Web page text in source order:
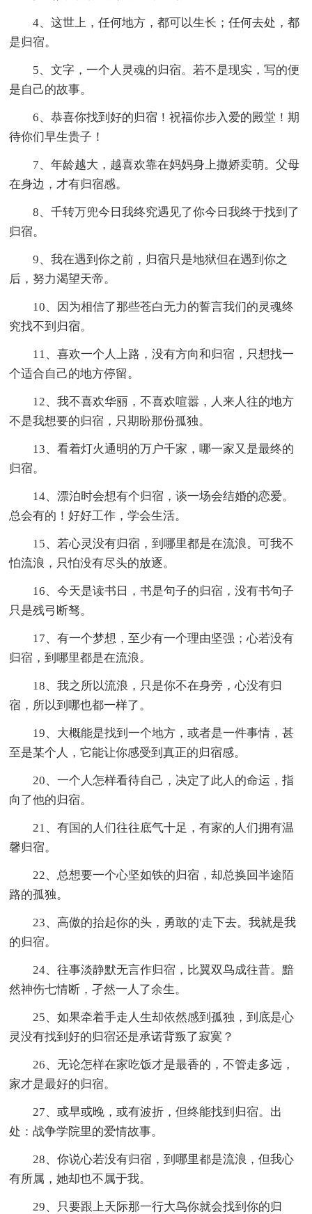
4、这世上，任何地方，都可以生长；任何去处，都
是归宿。
5、文字，一个人灵魂的归宿。若不是现实，写的便
是自己的故事。
6、恭喜你找到好的归宿！祝福你步入爱的殿堂！期
待你们早生贵子！
7、年龄越大，越喜欢靠在妈妈身上撒娇卖萌。父母
在身边，才有归宿感。
8、千转万兜今日我终究遇见了你今日我终于找到了
归宿。
9、我在遇到你之前，归宿只是地狱但在遇到你之
后，努力渴望天帝。
10、因为相信了那些苍白无力的誓言我们的灵魂终
究找不到归宿。
11、喜欢一个人上路，没有方向和归宿，只想找一
个适合自己的地方停留。
12、我不喜欢华丽，不喜欢喧嚣，人来人往的地方
不是我想要的归宿，只期盼那份孤独。
13、看着灯火通明的万户千家，哪一家又是最终的
归宿。
14、漂泊时会想有个归宿，谈一场会结婚的恋爱。
总会有的！好好工作，学会生活。
15、若心灵没有归宿，到哪里都是在流浪。可我不
怕流浪，只怕没有尽头的放逐。
16、今天是读书日，书是句子的归宿，没有书句子
只是残弓断驽。
17、有一个梦想，至少有一个理由坚强；心若没有
归宿，到哪里都是在流浪。
18、我之所以流浪，只是你不在身旁，心没有归
宿，所以到哪也都一样了。
19、大概能是找到一个地方，或者是一件事情，甚
至是某个人，它能让你感受到真正的归宿感。
20、一个人怎样看待自己，决定了此人的命运，指
向了他的归宿。
21、有国的人们往往底气十足，有家的人们拥有温
馨归宿。
22、总想要一个心坚如铁的归宿，却总换回半途陌
路的孤独。
23、高傲的抬起你的头，勇敢的'走下去。我就是我
的归宿。
24、往事淡静默无言作归宿，比翼双鸟成往昔。黯
然神伤七情断，孑然一人了余生。
25、如果牵着手走人生却依然感到孤独，到底是心
灵没有找到好的归宿还是承诺背叛了寂寞？
26、无论怎样在家吃饭才是最香的，不管走多远，
家才是最好的归宿。
27、或早或晚，或有波折，但终能找到归宿。出
处：战争学院里的爱情故事。
28、你说心若没有归宿，到哪里都是流浪，但我心
有所属，她却也不属于我。
29、只要跟上天际那一行大鸟你就会找到你的归